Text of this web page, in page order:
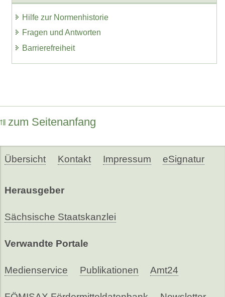
Hilfe zur Normenhistorie
Fragen und Antworten
Barrierefreiheit
zum Seitenanfang
Übersicht Kontakt Impressum eSignatur
Herausgeber
Sächsische Staatskanzlei
Verwandte Portale
Medienservice Publikationen Amt24